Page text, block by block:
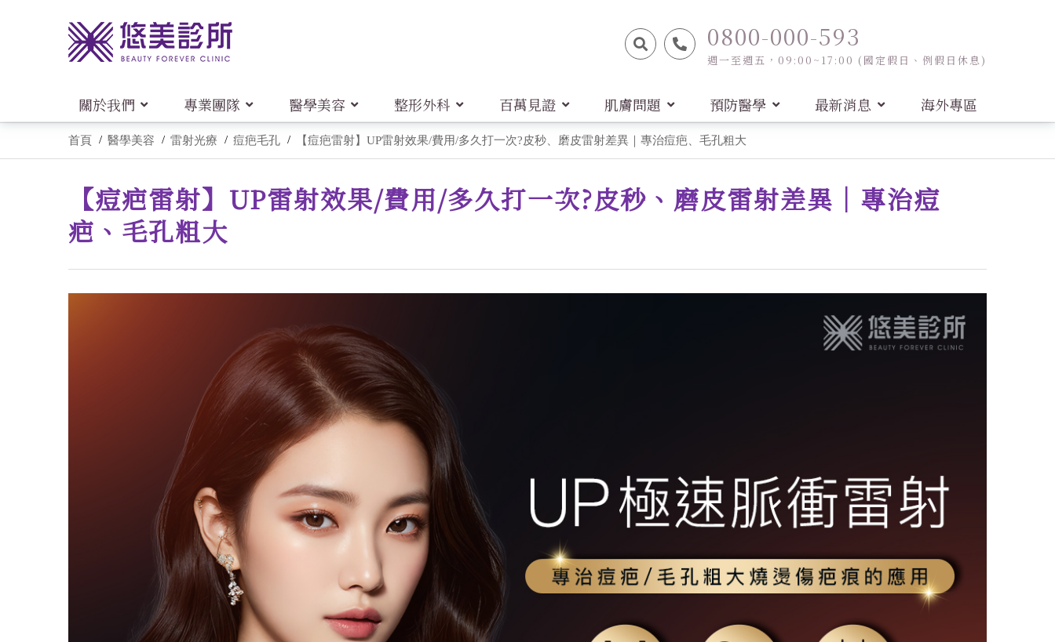
0800-000-593
週一至週五，09:00~17:00 (國定假日、例假日休息)
關於我們 專業團隊 醫學美容 整形外科 百萬見證 肌膚問題 預防醫學 最新消息 海外專區
首頁 醫學美容 雷射光療 痘疤毛孔 【痘疤雷射】UP雷射效果/費用/多久打一次?皮秒、磨皮雷射差異｜專治痘疤、毛孔粗大
【痘疤雷射】UP雷射效果/費用/多久打一次?皮秒、磨皮雷射差異｜專治痘
疤、毛孔粗大